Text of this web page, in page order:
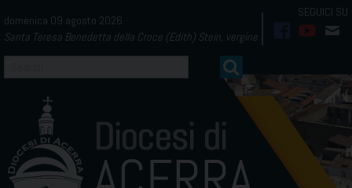
to
content
domenica 09 agosto 2026
Santa Teresa Benedetta della Croce (Edith) Stein, vergine